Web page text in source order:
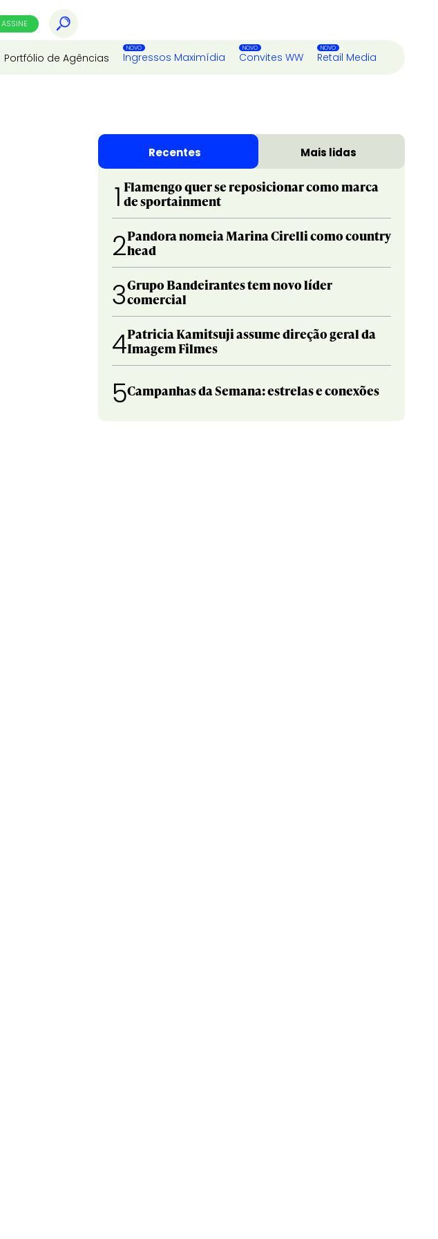
ASSINE
Portfólio de Agências Ingressos Maximídia Convites WW Retail Media
Recentes Mais lidas
1 Flamengo quer se reposicionar como marca
de sportainment
2Pandora nomeia Marina Cirelli como country
head
3Grupo Bandeirantes tem novo líder
comercial
4Patricia Kamitsuji assume direção geral da
Imagem Filmes
5Campanhas da Semana: estrelas e conexões